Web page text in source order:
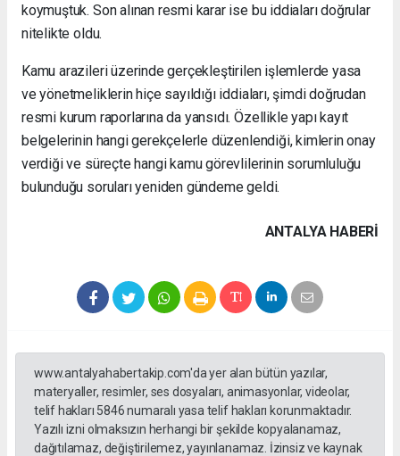
koymuştuk. Son alınan resmi karar ise bu iddiaları doğrular
nitelikte oldu.
Kamu arazileri üzerinde gerçekleştirilen işlemlerde yasa
ve yönetmeliklerin hiçe sayıldığı iddiaları, şimdi doğrudan
resmi kurum raporlarına da yansıdı. Özellikle yapı kayıt
belgelerinin hangi gerekçelerle düzenlendiği, kimlerin onay
verdiği ve süreçte hangi kamu görevlilerinin sorumluluğu
bulunduğu soruları yeniden gündeme geldi.
ANTALYA HABERİ
www.antalyahabertakip.com'da yer alan bütün yazılar,
materyaller, resimler, ses dosyaları, animasyonlar, videolar,
telif hakları 5846 numaralı yasa telif hakları korunmaktadır.
Yazılı izni olmaksızın herhangi bir şekilde kopyalanamaz,
dağıtılamaz, değiştirilemez, yayınlanamaz. İzinsiz ve kaynak